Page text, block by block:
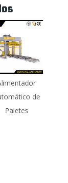
de
Paletes